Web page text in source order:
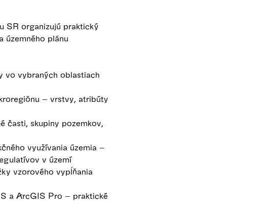
SR organizujú praktický
územného plánu
vo vybraných oblastiach
– vrstvy, atribúty
časti, skupiny pozemkov,
využívania územia –
v území
vzorového vypĺňania
a ArcGIS Pro – praktické